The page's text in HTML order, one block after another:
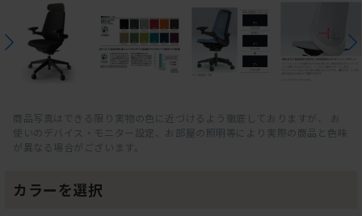
商品写真はできる限り実物の色に近づけるよう徹底しておりますが、 お
使いのデバイス・モニター設定、お部屋の照明等により実際の商品と色味
が異なる場合がございます。
カラーを選択